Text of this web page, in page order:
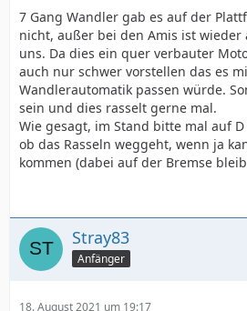
7 Gang Wandler gab es auf der
nicht, außer bei den Amis ist wieder
uns. Da dies ein quer verbauter
auch nur schwer vorstellen das es
Wandlerautomatik passen würde.
sein und dies rasselt gerne mal.
Wie gesagt, im Stand bitte mal auf
ob das Rasseln weggeht, wenn ja
kommen (dabei auf der Bremse
Stray83
Anfänger
18. August 2021 um 19:17